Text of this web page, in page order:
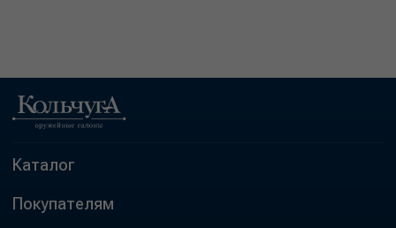
Каталог
Покупателям